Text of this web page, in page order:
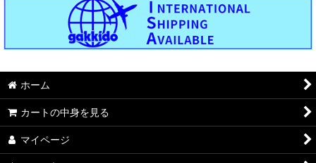
ホーム
カートの中身を見る
マイページ